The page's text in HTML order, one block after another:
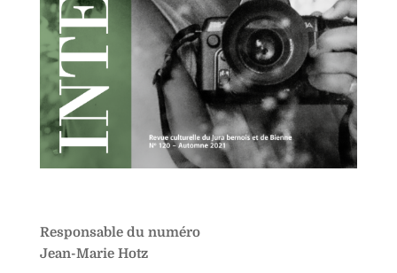
Responsable du numéro
Jean-Marie Hotz